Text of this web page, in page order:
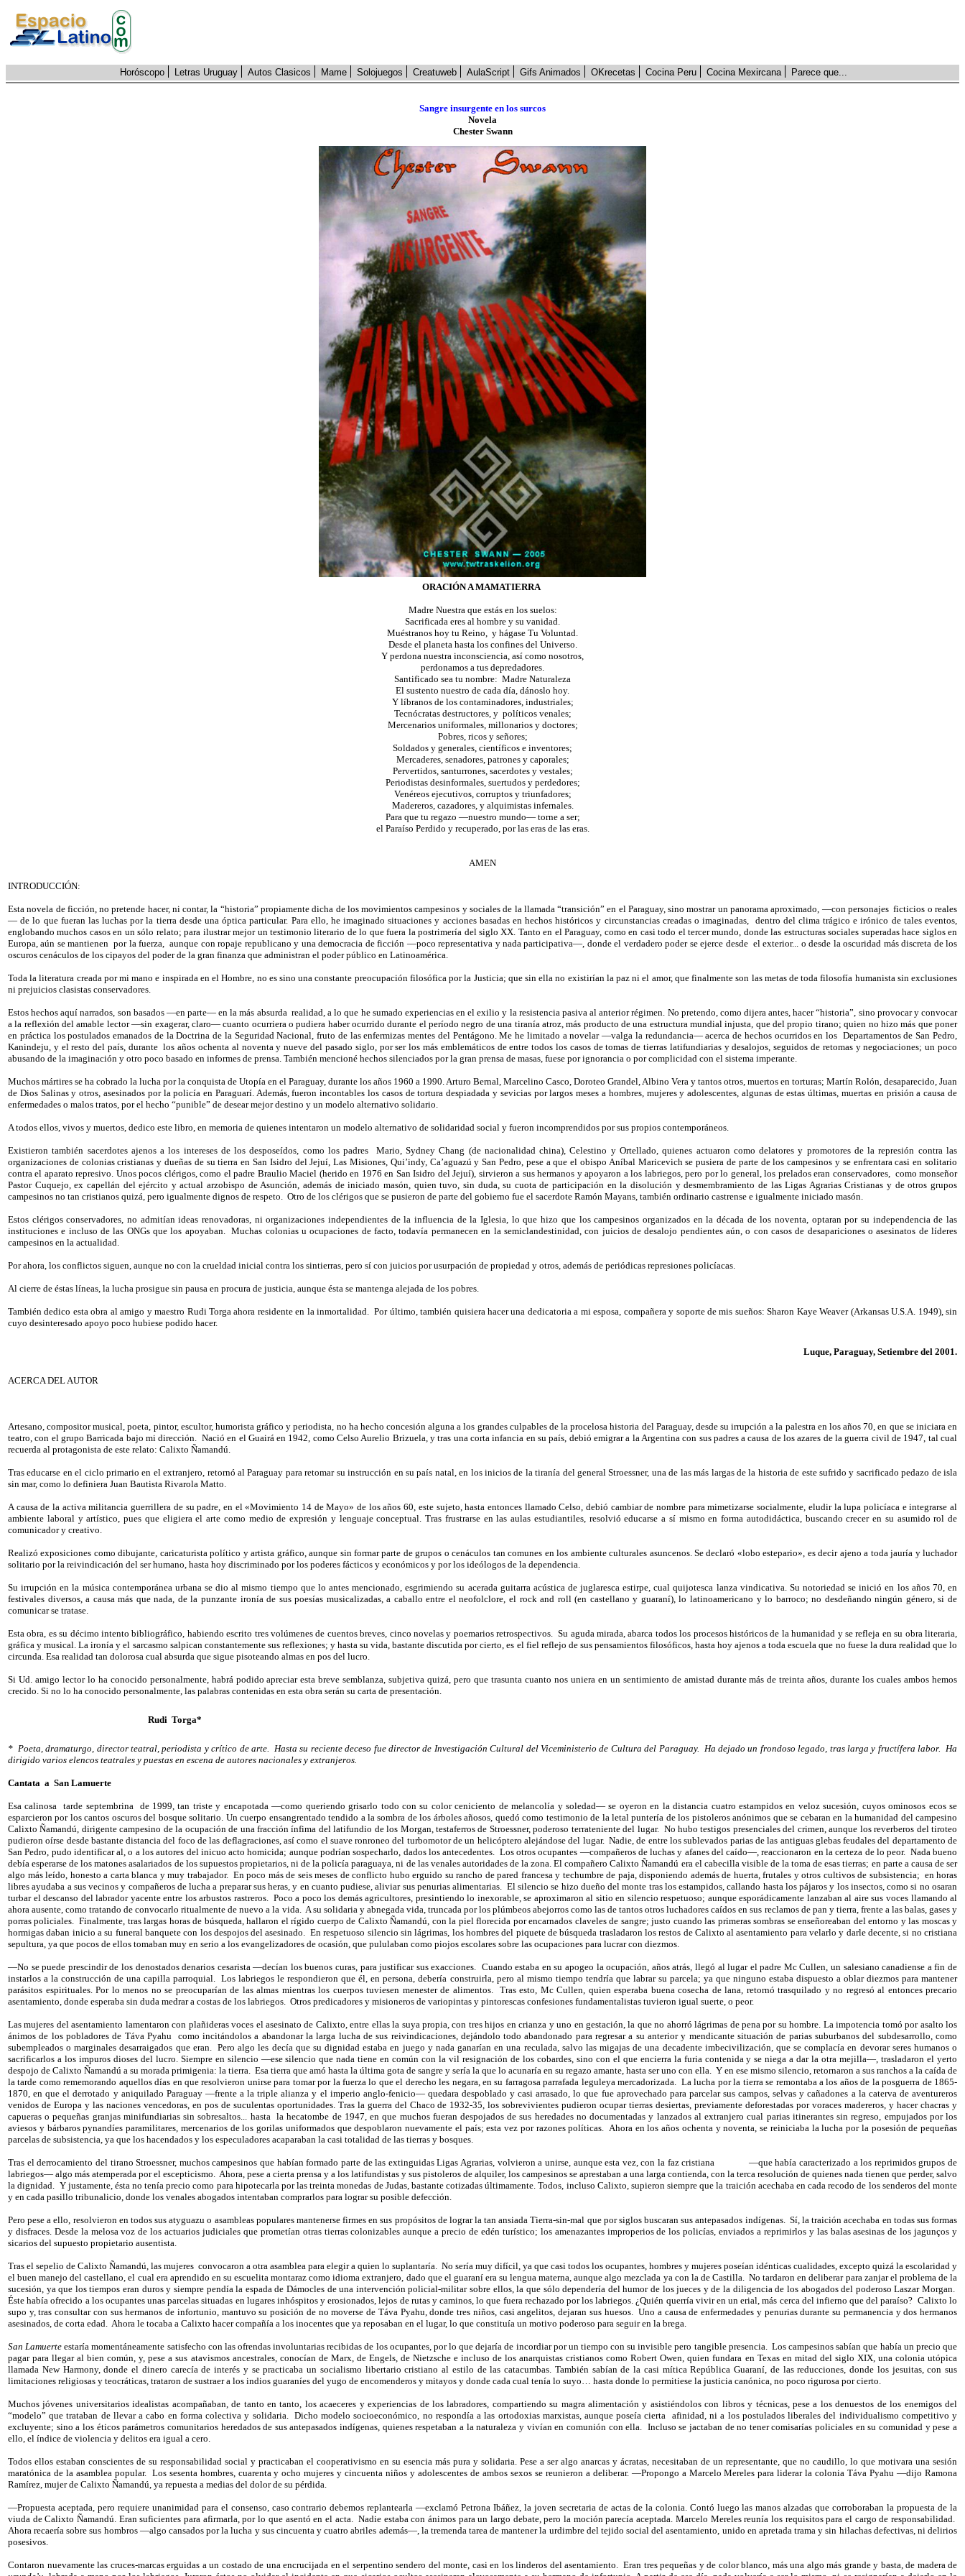
Horóscopo Letras Uruguay Autos Clasicos Mame Solojuegos Creatuweb AulaScript Gifs Animados OKrecetas Cocina Peru Cocina Mexircana Parece que...
Sangre insurgente en los surcos
Novela
Chester Swann
ORACIÓNA MAMATIERRA
Madre Nuestra que estás en los suelos:
Sacrificada eres al hombre y su vanidad.
Muéstranos hoy tu Reino, y hágase Tu Voluntad.
Desde el planeta hasta los confines del Universo.
Y perdona nuestra inconsciencia, así como nosotros,
perdonamos a tus depredadores.
Santificado sea tu nombre: Madre Naturaleza
El sustento nuestro de cada día, dánoslo hoy.
Y líbranos de los contaminadores, industriales;
Tecnócratas destructores, y políticos venales;
Mercenarios uniformales, millonarios y doctores;
Pobres, ricos y señores;
Soldados y generales, científicos e inventores;
Mercaderes, senadores, patrones y caporales;
Pervertidos, santurrones, sacerdotes y vestales;
Periodistas desinformales, suertudos y perdedores;
Venéreos ejecutivos, corruptos y triunfadores;
Madereros, cazadores, y alquimistas infernales.
Para que tu regazo —nuestro mundo— torne a ser;
el Paraíso Perdido y recuperado, por las eras de las eras.
AMEN
INTRODUCCIÓN:
Esta novela de ficción, no pretende hacer, ni contar, la “historia” propiamente dicha de los movimientos campesinos y sociales de la llamada “transición” en el Paraguay, sino mostrar un panorama aproximado, —con personajes ficticios o reales
— de lo que fueran las luchas por la tierra desde una óptica particular. Para ello, he imaginado situaciones y acciones basadas en hechos históricos y circunstancias creadas o imaginadas, dentro del clima trágico e irónico de tales eventos,
englobando muchos casos en un sólo relato; para ilustrar mejor un testimonio literario de lo que fuera la postrimería del siglo XX. Tanto en el Paraguay, como en casi todo el tercer mundo, donde las estructuras sociales superadas hace siglos en
Europa, aún se mantienen por la fuerza, aunque con ropaje republicano y una democracia de ficción —poco representativa y nada participativa—, donde el verdadero poder se ejerce desde el exterior... o desde la oscuridad más discreta de los
oscuros cenáculos de los cipayos del poder de la gran finanza que administran el poder público en Latinoamérica.
Toda la literatura creada por mi mano e inspirada en el Hombre, no es sino una constante preocupación filosófica por la Justicia; que sin ella no existirían la paz ni el amor, que finalmente son las metas de toda filosofía humanista sin exclusiones
ni prejuicios clasistas conservadores.
Estos hechos aquí narrados, son basados —en parte— en la más absurda realidad, a lo que he sumado experiencias en el exilio y la resistencia pasiva al anterior régimen. No pretendo, como dijera antes, hacer “historia”, sino provocar y convocar
a la reflexión del amable lector —sin exagerar, claro— cuanto ocurriera o pudiera haber ocurrido durante el período negro de una tiranía atroz, más producto de una estructura mundial injusta, que del propio tirano; quien no hizo más que poner
en práctica los postulados emanados de la Doctrina de la Seguridad Nacional, fruto de las enfermizas mentes del Pentágono. Me he limitado a novelar —valga la redundancia— acerca de hechos ocurridos en los Departamentos de San Pedro,
Kanindeju, y el resto del país, durante los años ochenta al noventa y nueve del pasado siglo, por ser los más emblemáticos de entre todos los casos de tomas de tierras latifundiarias y desalojos, seguidos de retomas y negociaciones; un poco
abusando de la imaginación y otro poco basado en informes de prensa. También mencioné hechos silenciados por la gran prensa de masas, fuese por ignorancia o por complicidad con el sistema imperante.
Muchos mártires se ha cobrado la lucha por la conquista de Utopía en el Paraguay, durante los años 1960 a 1990. Arturo Bernal, Marcelino Casco, Doroteo Grandel, Albino Vera y tantos otros, muertos en torturas; Martín Rolón, desaparecido, Juan
de Dios Salinas y otros, asesinados por la policía en Paraguarí. Además, fueron incontables los casos de tortura despiadada y sevicias por largos meses a hombres, mujeres y adolescentes, algunas de estas últimas, muertas en prisión a causa de
enfermedades o malos tratos, por el hecho “punible” de desear mejor destino y un modelo alternativo solidario.
A todos ellos, vivos y muertos, dedico este libro, en memoria de quienes intentaron un modelo alternativo de solidaridad social y fueron incomprendidos por sus propios contemporáneos.
Existieron también sacerdotes ajenos a los intereses de los desposeídos, como los padres
Mario, Sydney Chang (de nacionalidad china), Celestino y Ortellado, quienes actuaron como delatores y promotores de la represión contra las
organizaciones de colonias cristianas y dueñas de su tierra en San Isidro del Jejuí, Las Misiones, Qui’indy, Ca’aguazú y San Pedro, pese a que el obispo Aníbal Maricevich se pusiera de parte de los campesinos y se enfrentara casi en solitario
contra el aparato represivo. Unos pocos clérigos, como el padre Braulio Maciel (herido en 1976 en San Isidro del Jejuí), sirvieron a sus hermanos y apoyaron a los labriegos, pero por lo general, los prelados eran conservadores, como monseñor
Pastor Cuquejo, ex capellán del ejército y actual arzobispo de Asunción, además de iniciado masón, quien tuvo, sin duda, su cuota de participación en la disolución y desmembramiento de las Ligas Agrarias Cristianas y de otros grupos
campesinos no tan cristianos quizá, pero igualmente dignos de respeto. Otro de los clérigos que se pusieron de parte del gobierno fue el sacerdote Ramón Mayans, también ordinario castrense e igualmente iniciado masón.
Estos clérigos conservadores, no admitían ideas renovadoras, ni organizaciones independientes de la influencia de la Iglesia, lo que hizo que los campesinos organizados en la década de los noventa, optaran por su independencia de las
instituciones e incluso de las ONGs que los apoyaban. Muchas colonias u ocupaciones de facto, todavía permanecen en la semiclandestinidad, con juicios de desalojo pendientes aún, o con casos de desapariciones o asesinatos de líderes
campesinos en la actualidad.
Por ahora, los conflictos siguen, aunque no con la crueldad inicial contra los sintierras, pero sí con juicios por usurpación de propiedad y otros, además de periódicas represiones policíacas.
Al cierre de éstas líneas, la lucha prosigue sin pausa en procura de justicia, aunque ésta se mantenga alejada de los pobres.
También dedico esta obra al amigo y maestro Rudi Torga ahora residente en la inmortalidad. Por último, también quisiera hacer una dedicatoria a mi esposa, compañera y soporte de mis sueños: Sharon Kaye Weaver (Arkansas U.S.A. 1949), sin
cuyo desinteresado apoyo poco hubiese podido hacer.
Luque, Paraguay, Setiembre del 2001.
ACERCA DEL AUTOR
Artesano, compositor musical, poeta, pintor, escultor, humorista gráfico y periodista, no ha hecho concesión alguna a los grandes culpables de la procelosa historia del Paraguay, desde su irrupción a la palestra en los años 70, en que se iniciara en
teatro, con el grupo Barricada bajo mi dirección.
Nació en el Guairá en 1942, como Celso Aurelio Brizuela, y tras una corta infancia en su país, debió emigrar a la Argentina con sus padres a causa de los azares de la guerra civil de 1947, tal cual
recuerda al protagonista de este relato: Calixto Ñamandú.
Tras educarse en el ciclo primario en el extranjero, retornó al Paraguay para retomar su instrucción en su país natal, en los inicios de la tiranía del general Stroessner, una de las más largas de la historia de este sufrido y sacrificado pedazo de isla
sin mar, como lo definiera Juan Bautista Rivarola Matto.
A causa de la activa militancia guerrillera de su padre, en el «Movimiento 14 de Mayo» de los años 60, este sujeto, hasta entonces llamado Celso, debió cambiar de nombre para mimetizarse socialmente, eludir la lupa policíaca e integrarse al
ambiente laboral y artístico, pues que eligiera el arte como medio de expresión y lenguaje conceptual. Tras frustrarse en las aulas estudiantiles, resolvió educarse a sí mismo en forma autodidáctica, buscando crecer en su asumido rol de
comunicador y creativo.
Realizó exposiciones como dibujante, caricaturista político y artista gráfico, aunque sin formar parte de grupos o cenáculos tan comunes en los ambiente culturales asuncenos. Se declaró «lobo estepario», es decir ajeno a toda jauría y luchador
solitario por la reivindicación del ser humano, hasta hoy discriminado por los poderes fácticos y económicos y por los ideólogos de la dependencia.
Su irrupción en la música contemporánea urbana se dio al mismo tiempo que lo antes mencionado, esgrimiendo su acerada guitarra acústica de juglaresca estirpe, cual quijotesca lanza vindicativa. Su notoriedad se inició en los años 70, en
festivales diversos, a causa más que nada, de la punzante ironía de sus poesías musicalizadas, a caballo entre el neofolclore, el rock and roll (en castellano y guaraní), lo latinoamericano y lo barroco; no desdeñando ningún género, si de
comunicar se tratase.
Esta obra, es su décimo intento bibliográfico, habiendo escrito tres volúmenes de cuentos breves, cinco novelas y poemarios retrospectivos.
Su aguda mirada, abarca todos los procesos históricos de la humanidad y se refleja en su obra literaria,
gráfica y musical. La ironía y el sarcasmo salpican constantemente sus reflexiones; y hasta su vida, bastante discutida por cierto, es el fiel reflejo de sus pensamientos filosóficos, hasta hoy ajenos a toda escuela que no fuese la dura realidad que lo
circunda. Esa realidad tan dolorosa cual absurda que sigue pisoteando almas en pos del lucro.
Si Ud. amigo lector lo ha conocido personalmente, habrá podido apreciar esta breve semblanza, subjetiva quizá, pero que trasunta cuanto nos uniera en un sentimiento de amistad durante más de treinta años, durante los cuales ambos hemos
crecido. Si no lo ha conocido personalmente, las palabras contenidas en esta obra serán su carta de presentación.
Rudi Torga*
* Poeta, dramaturgo, director teatral, periodista y crítico de arte. Hasta su reciente deceso fue director de Investigación Cultural del Viceministerio de Cultura del Paraguay. Ha dejado un frondoso legado, tras larga y fructífera labor.
Ha
dirigido varios elencos teatrales y puestas en escena de autores nacionales y extranjeros.
Cantata a San Lamuerte
Esa calinosa tarde septembrina
de 1999, tan triste y encapotada —como queriendo grisarlo todo con su color ceniciento de melancolía y soledad— se oyeron en la distancia cuatro estampidos en veloz sucesión, cuyos ominosos ecos se
esparcieron por los cantos oscuros del bosque solitario. Un cuerpo ensangrentado tendido a la sombra de los árboles añosos, quedó como testimonio de la letal puntería de los pistoleros anónimos que se cebaran en la humanidad del campesino
Calixto Ñamandú, dirigente campesino de la ocupación de una fracción ínfima del latifundio de los Morgan, testaferros de Stroessner, poderoso terrateniente del lugar. No hubo testigos presenciales del crimen, aunque los reverberos del tiroteo
pudieron oírse desde bastante distancia del foco de las deflagraciones, así como el suave ronroneo del turbomotor de un helicóptero alejándose del lugar. Nadie, de entre los sublevados parias de las antiguas glebas feudales del departamento de
San Pedro, pudo identificar al, o a los autores del inicuo acto homicida; aunque podrían sospecharlo, dados los antecedentes.
Los otros ocupantes —compañeros de luchas y afanes del caído—, reaccionaron en la certeza de lo peor. Nada bueno
debía esperarse de los matones asalariados de los supuestos propietarios, ni de la policía paraguaya, ni de las venales autoridades de la zona. El compañero Calixto Ñamandú era el cabecilla visible de la toma de esas tierras; en parte a causa de ser
algo más leído, honesto a carta blanca y muy trabajador. En poco más de seis meses de conflicto hubo erguido su rancho de pared francesa y techumbre de paja, disponiendo además de huerta, frutales y otros cultivos de subsistencia; en horas
libres ayudaba a sus vecinos y compañeros de lucha a preparar sus heras, y en cuanto pudiese, aliviar sus penurias alimentarias.
El silencio se hizo dueño del monte tras los estampidos, callando hasta los pájaros y los insectos, como si no osaran
turbar el descanso del labrador yacente entre los arbustos rastreros.
Poco a poco los demás agricultores, presintiendo lo inexorable, se aproximaron al sitio en silencio respetuoso; aunque esporádicamente lanzaban al aire sus voces llamando al
ahora ausente, como tratando de convocarlo ritualmente de nuevo a la vida.
A su solidaria y abnegada vida, truncada por los plúmbeos abejorros como las de tantos otros luchadores caídos en sus reclamos de pan y tierra, frente a las balas, gases y
porras policiales.
Finalmente, tras largas horas de búsqueda, hallaron el rígido cuerpo de Calixto Ñamandú, con la piel florecida por encarnados claveles de sangre; justo cuando las primeras sombras se enseñoreaban del entorno y las moscas y
hormigas daban inicio a su funeral banquete con los despojos del asesinado.
En respetuoso silencio sin lágrimas, los hombres del piquete de búsqueda trasladaron los restos de Calixto al asentamiento para velarlo y darle decente, si no cristiana
sepultura, ya que pocos de ellos tomaban muy en serio a los evangelizadores de ocasión, que pululaban como piojos escolares sobre las ocupaciones para lucrar con diezmos.
—No se puede prescindir de los denostados denarios cesarista —decían los buenos curas, para justificar sus exacciones.
Cuando estaba en su apogeo la ocupación, años atrás, llegó al lugar el padre Mc Cullen, un salesiano canadiense a fin de
instarlos a la construcción de una capilla parroquial.
Los labriegos le respondieron que él, en persona, debería construirla, pero al mismo tiempo tendría que labrar su parcela; ya que ninguno estaba dispuesto a oblar diezmos para mantener
parásitos espirituales. Por lo menos no se preocuparían de las almas mientras los cuerpos tuviesen menester de alimentos.
Tras esto, Mc Cullen, quien esperaba buena cosecha de lana, retornó trasquilado y no regresó al entonces precario
asentamiento, donde esperaba sin duda medrar a costas de los labriegos. Otros predicadores y misioneros de variopintas y pintorescas confesiones fundamentalistas tuvieron igual suerte, o peor.
Las mujeres del asentamiento lamentaron con plañideras voces el asesinato de Calixto, entre ellas la suya propia, con tres hijos en crianza y uno en gestación, la que no ahorró lágrimas de pena por su hombre. La impotencia tomó por asalto los
ánimos de los pobladores de Táva Pyahu
como incitándolos a abandonar la larga lucha de sus reivindicaciones, dejándolo todo abandonado para regresar a su anterior y mendicante situación de parias suburbanos del subdesarrollo, como
subempleados o marginales desarraigados que eran.
Pero algo les decía que su dignidad estaba en juego y nada ganarían en una reculada, salvo las migajas de una decadente imbecivilización, que se complacía en devorar seres humanos o
sacrificarlos a los impuros dioses del lucro. Siempre en silencio —ese silencio que nada tiene en común con la vil resignación de los cobardes, sino con el que encierra la furia contenida y se niega a dar la otra mejilla—, trasladaron el yerto
despojo de Calixto Ñamandú a su morada primigenia: la tierra.
Esa tierra que amó hasta la última gota de sangre y sería la que lo acunaría en su regazo amante, hasta ser uno con ella.
Y en ese mismo silencio, retornaron a sus ranchos a la caída de
la tarde como rememorando aquellos días en que resolvieron unirse para tomar por la fuerza lo que el derecho les negara, en su farragosa parrafada leguleya mercadorizada.
La lucha por la tierra se remontaba a los años de la posguerra de 1865-
1870, en que el derrotado y aniquilado Paraguay —frente a la triple alianza y el imperio anglo-fenicio— quedara despoblado y casi arrasado, lo que fue aprovechado para parcelar sus campos, selvas y cañadones a la caterva de aventureros
venidos de Europa y las naciones vencedoras, en pos de suculentas oportunidades. Tras la guerra del Chaco de 1932-35, los sobrevivientes pudieron ocupar tierras desiertas, previamente deforestadas por voraces madereros, y hacer chacras y
capueras o pequeñas granjas minifundiarias sin sobresaltos... hasta
la hecatombe de 1947, en que muchos fueran despojados de sus heredades no documentadas y lanzados al extranjero cual parias itinerantes sin regreso, empujados por los
aviesos y bárbaros pynandíes paramilitares, mercenarios de los gorilas uniformados que despoblaron nuevamente el país; esta vez por razones políticas.
Ahora en los años ochenta y noventa, se reiniciaba la lucha por la posesión de pequeñas
parcelas de subsistencia, ya que los hacendados y los especuladores acaparaban la casi totalidad de las tierras y bosques.
Tras el derrocamiento del tirano Stroessner, muchos campesinos que habían formado parte de las extinguidas Ligas Agrarias, volvieron a unirse, aunque esta vez, con la faz cristiana
—que había caracterizado a los reprimidos grupos de
labriegos— algo más atemperada por el escepticismo.
Ahora, pese a cierta prensa y a los latifundistas y sus pistoleros de alquiler, los campesinos se aprestaban a una larga contienda, con la terca resolución de quienes nada tienen que perder, salvo
la dignidad.
Y justamente, ésta no tenía precio como para hipotecarla por las treinta monedas de Judas, bastante cotizadas últimamente. Todos, incluso Calixto, supieron siempre que la traición acechaba en cada recodo de los senderos del monte
y en cada pasillo tribunalicio, donde los venales abogados intentaban comprarlos para lograr su posible defección.
Pero pese a ello, resolvieron en todos sus atyguazu o asambleas populares mantenerse firmes en sus propósitos de lograr la tan ansiada Tierra-sin-mal que por siglos buscaran sus antepasados indígenas. Sí, la traición acechaba en todas sus formas
y disfraces. Desde la melosa voz de los actuarios judiciales que prometían otras tierras colonizables aunque a precio de edén turístico; los amenazantes improperios de los policías, enviados a reprimirlos y las balas asesinas de los jagunços y
sicarios del supuesto propietario ausentista.
Tras el sepelio de Calixto Ñamandú, las mujeres convocaron a otra asamblea para elegir a quien lo suplantaría.
No sería muy difícil, ya que casi todos los ocupantes, hombres y mujeres poseían idénticas cualidades, excepto quizá la escolaridad y
el buen manejo del castellano, el cual era aprendido en su escuelita montaraz como idioma extranjero, dado que el guaraní era su lengua materna, aunque algo mezclada ya con la de Castilla.
No tardaron en deliberar para zanjar el problema de la
sucesión, ya que los tiempos eran duros y siempre pendía la espada de Dámocles de una intervención policial-militar sobre ellos, la que sólo dependería del humor de los jueces y de la diligencia de los abogados del poderoso Laszar Morgan.
Éste había ofrecido a los ocupantes unas parcelas situadas en lugares inhóspitos y erosionados, lejos de rutas y caminos, lo que fuera rechazado por los labriegos. ¿Quién querría vivir en un erial, más cerca del infierno que del paraíso? Calixto lo
supo y, tras consultar con sus hermanos de infortunio, mantuvo su posición de no moverse de Táva Pyahu, donde tres niños, casi angelitos, dejaran sus huesos.
Uno a causa de enfermedades y penurias durante su permanencia y dos hermanos
asesinados, de corta edad.
Ahora le tocaba a Calixto hacer compañía a los inocentes que ya reposaban en el lugar, lo que constituía un motivo poderoso para seguir en la brega.
San Lamuerte estaría momentáneamente satisfecho con las ofrendas involuntarias recibidas de los ocupantes, por lo que dejaría de incordiar por un tiempo con su invisible pero tangible presencia.
Los campesinos sabían que había un precio que
pagar para llegar al bien común, y, pese a sus atavismos ancestrales, conocían de Marx, de Engels, de Nietzsche e incluso de los anarquistas cristianos como Robert Owen, quien fundara en Texas en mitad del siglo XIX, una colonia utópica
llamada New Harmony, donde el dinero carecía de interés y se practicaba un socialismo libertario cristiano al estilo de las catacumbas. También sabían de la casi mítica República Guaraní, de las reducciones, donde los jesuitas, con sus
limitaciones religiosas y teocráticas, trataron de sustraer a los indios guaraníes del yugo de encomenderos y mitayos y donde cada cual tenía lo suyo… hasta donde lo permitiese la justicia canónica, no poco rigurosa por cierto.
Muchos jóvenes universitarios idealistas acompañaban, de tanto en tanto, los acaeceres y experiencias de los labradores, compartiendo su magra alimentación y asistiéndolos con libros y técnicas, pese a los denuestos de los enemigos del
“modelo” que trataban de llevar a cabo en forma colectiva y solidaria.
Dicho modelo socioeconómico, no respondía a las ortodoxias marxistas, aunque poseía cierta
afinidad, ni a los postulados liberales del individualismo competitivo y
excluyente; sino a los éticos parámetros comunitarios heredados de sus antepasados indígenas, quienes respetaban a la naturaleza y vivían en comunión con ella.
Incluso se jactaban de no tener comisarías policiales en su comunidad y pese a
ello, el índice de violencia y delitos era igual a cero.
Todos ellos estaban conscientes de su responsabilidad social y practicaban el cooperativismo en su esencia más pura y solidaria. Pese a ser algo anarcas y ácratas, necesitaban de un representante, que no caudillo, lo que motivara una sesión
maratónica de la asamblea popular. Los sesenta hombres, cuarenta y ocho mujeres y cincuenta niños y adolescentes de ambos sexos se reunieron a deliberar. —Propongo a Marcelo Mereles para liderar la colonia Táva Pyahu —dijo Ramona
Ramírez, mujer de Calixto Ñamandú, ya repuesta a medias del dolor de su pérdida.
—Propuesta aceptada, pero requiere unanimidad para el consenso, caso contrario debemos replantearla —exclamó Petrona Ibáñez, la joven secretaria de actas de la colonia. Contó luego las manos alzadas que corroboraban la propuesta de la
viuda de Calixto Ñamandú. Eran suficientes para afirmarla, por lo que asentó en el acta.
Nadie estaba con ánimos para un largo debate, pero la moción parecía aceptada. Marcelo Mereles reunía los requisitos para el cargo de responsabilidad.
Ahora recaería sobre sus hombros —algo cansados por la lucha y sus cincuenta y cuatro abriles además—, la tremenda tarea de mantener la urdimbre del tejido social del asentamiento, unido en apretada trama y sin hilachas defectivas, ni delirios
posesivos.
Contaron nuevamente las cruces-marcas erguidas a un costado de una encrucijada en el serpentino sendero del monte, casi en los linderos del asentamiento.
Eran tres pequeñas y de color blanco, más una algo más grande y basta, de madera de